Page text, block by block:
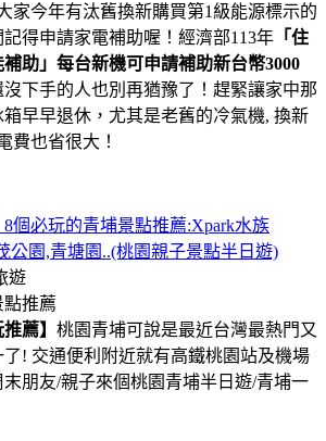
家今年有汰舊換新購買第1級能源標示的
得申請家電補助喔！經濟部113年 「住
助」每台新機可申請補助新台幣3000
下手的人也別再猶豫了！趕緊讓家中那
早早退休，尤其是老舊的冷氣機, 換新
費也省很大！
8個必玩的青埔景點推薦:Xpark水族
公園,青塘園..(桃園親子景點半日遊)
遊
薦】 桃園青埔可說是最近台灣最熱門又
! 交通便利附近就有高鐵桃園站及機場
朋友/親子來個桃園青埔半日遊/青埔一